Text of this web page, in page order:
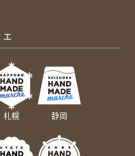
札幌 静岡